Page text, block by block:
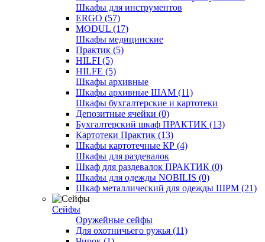
Шкафы для инструментов
ERGO (57)
MODUL (17)
Шкафы медицинские
Практик (5)
HILFI (5)
HILFE (5)
Шкафы архивные
Шкафы архивные ШАМ (11)
Шкафы бухгалтерские и картотеки
Депозитные ячейки (0)
Бухгалтерский шкаф ПРАКТИК (13)
Картотеки Практик (13)
Шкафы картотечные КР (4)
Шкафы для раздевалок
Шкаф для раздевалок ПРАКТИК (0)
Шкафы для одежды NOBILIS (0)
Шкаф металлический для одежды ШРМ (21)
Сейфы
Оружейные сейфы
Для охотничьего ружья (11)